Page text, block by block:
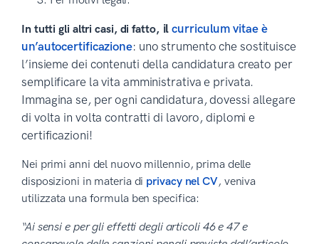
In tutti gli altri casi, di fatto, ilcurriculum vitae è
un’autocertificazione: uno strumento che sostituisce
l’insieme dei contenuti della candidatura creato per
semplificare la vita amministrativa e privata.
Immagina se, per ogni candidatura, dovessi allegare
di volta in volta contratti di lavoro, diplomi e
certificazioni!
Nei primi anni del nuovo millennio, prima delle
disposizioni in materia di privacy nel CV, veniva
utilizzata una formula ben specifica:
“Ai sensi e per gli effetti degli articoli 46 e 47 e